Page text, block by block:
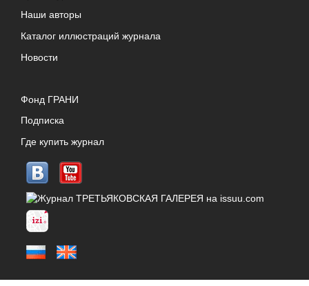
Наши авторы
Каталог иллюстраций журнала
Новости
Фонд ГРАНИ
Подписка
Где купить журнал